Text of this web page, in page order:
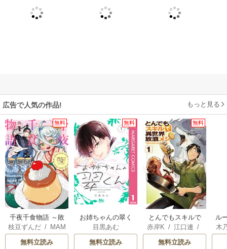
広告で人気の作品! もっと見る
無料
千夜千食物語 ～敗
国の姫ですが氷の
皇子殿下がどうも
枝豆ずんだ/ MAM
AKOTO/鴉羽凛燈
無料立読み
無料
お姉ちゃんの翠く
ん
目黒あむ
無料立読み
無料
とんでもスキルで
異世界放浪メシ
赤岸K / 江口連 /
雅
無料立読み
ル
令
木
透